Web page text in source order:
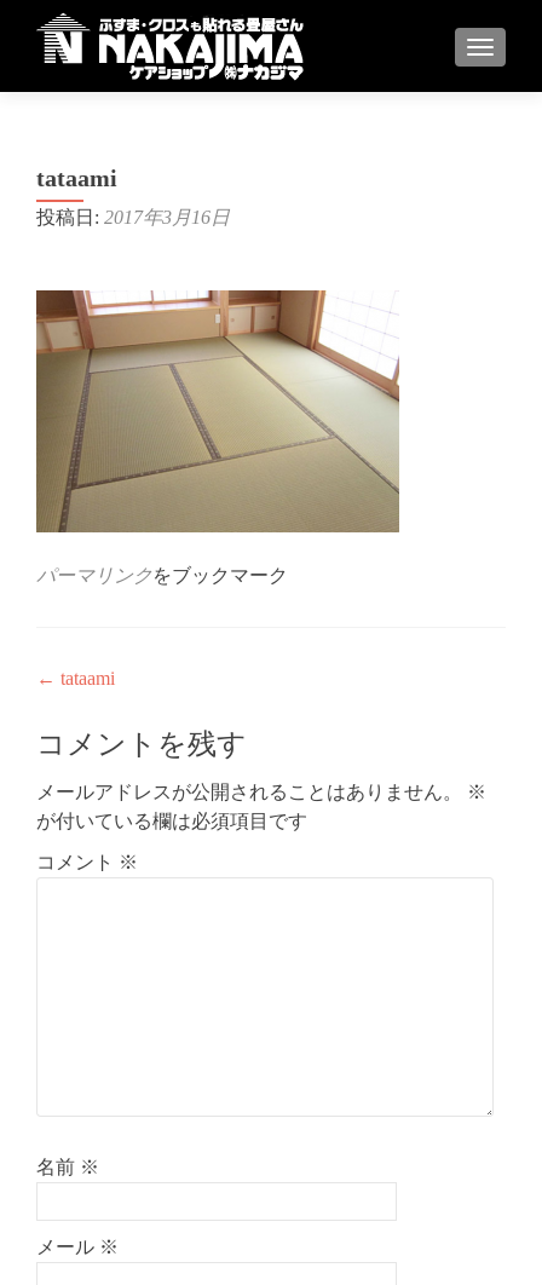
ナビゲ
tataami
投稿日: 2017年3月16日
パーマリンクをブックマーク
投
稿
ナ
ビ
ゲ
← tataami
コメントを残す
メールアドレスが公開されることはありません。
※
が付いている欄は必須項目です
コメント ※
名前 ※
メール ※